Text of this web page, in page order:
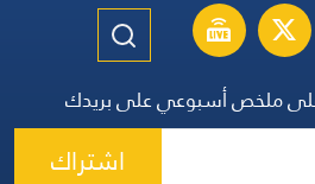
ملخص أسبوعي على بريدك
اشتراك